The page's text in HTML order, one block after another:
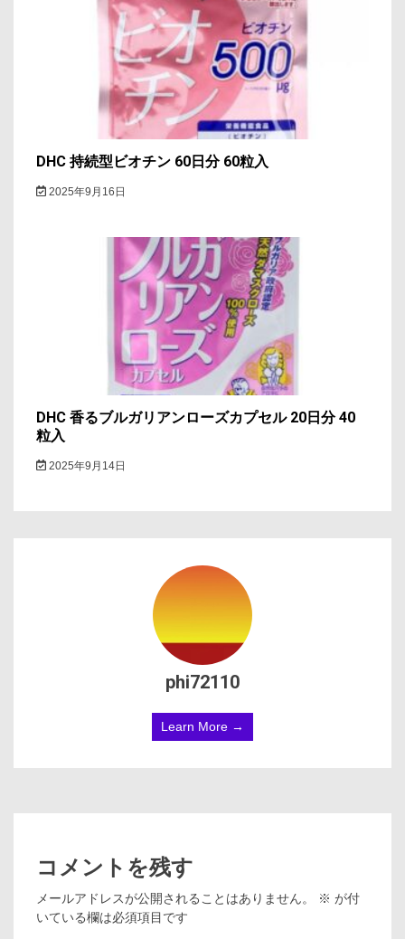
DHC 持続型ビオチン 60日分 60粒入
2025年9月16日
DHC 香るブルガリアンローズカプセル 20日分 40
粒入
2025年9月14日
phi72110
Learn More →
コメントを残す
メールアドレスが公開されることはありません。 ※ が付
いている欄は必須項目です